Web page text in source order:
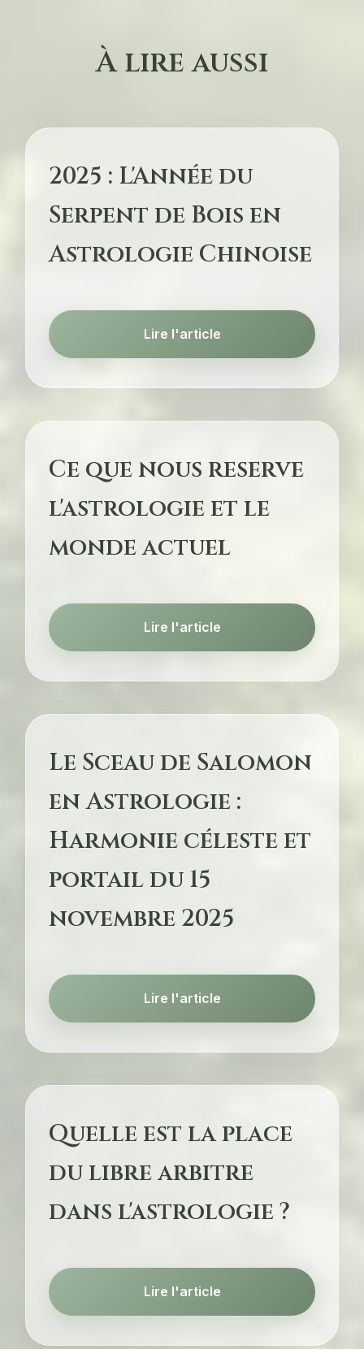
À lire aussi
2025 : L'Année du
Serpent de Bois en
Astrologie Chinoise
Lire l'article
Ce que nous reserve
l'astrologie et le
monde actuel
Lire l'article
Le Sceau de Salomon
en Astrologie :
Harmonie céleste et
portail du 15
novembre 2025
Lire l'article
Quelle est la place
du libre arbitre
dans l'astrologie ?
Lire l'article